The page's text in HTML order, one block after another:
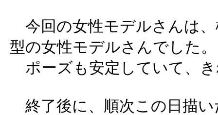
今回の女性モデルさんは
型の女性モデルさんでした。
ポーズも安定していて、
終了後に、順次この日描